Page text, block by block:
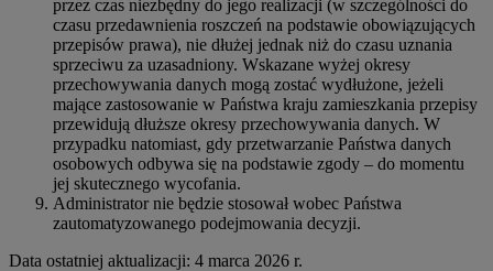
przez czas niezbędny do jego realizacji (w szczególności do
czasu przedawnienia roszczeń na podstawie obowiązujących
przepisów prawa), nie dłużej jednak niż do czasu uznania
sprzeciwu za uzasadniony. Wskazane wyżej okresy
przechowywania danych mogą zostać wydłużone, jeżeli
mające zastosowanie w Państwa kraju zamieszkania przepisy
przewidują dłuższe okresy przechowywania danych. W
przypadku natomiast, gdy przetwarzanie Państwa danych
osobowych odbywa się na podstawie zgody – do momentu
jej skutecznego wycofania.
Administrator nie będzie stosował wobec Państwa
zautomatyzowanego podejmowania decyzji.
Data ostatniej aktualizacji: 4 marca 2026 r.